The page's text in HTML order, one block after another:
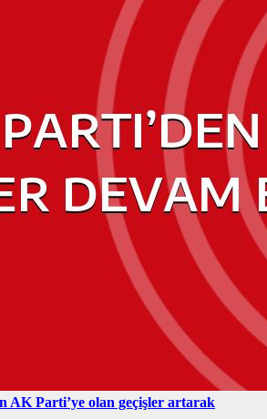
AK Parti’ye olan geçişler artarak